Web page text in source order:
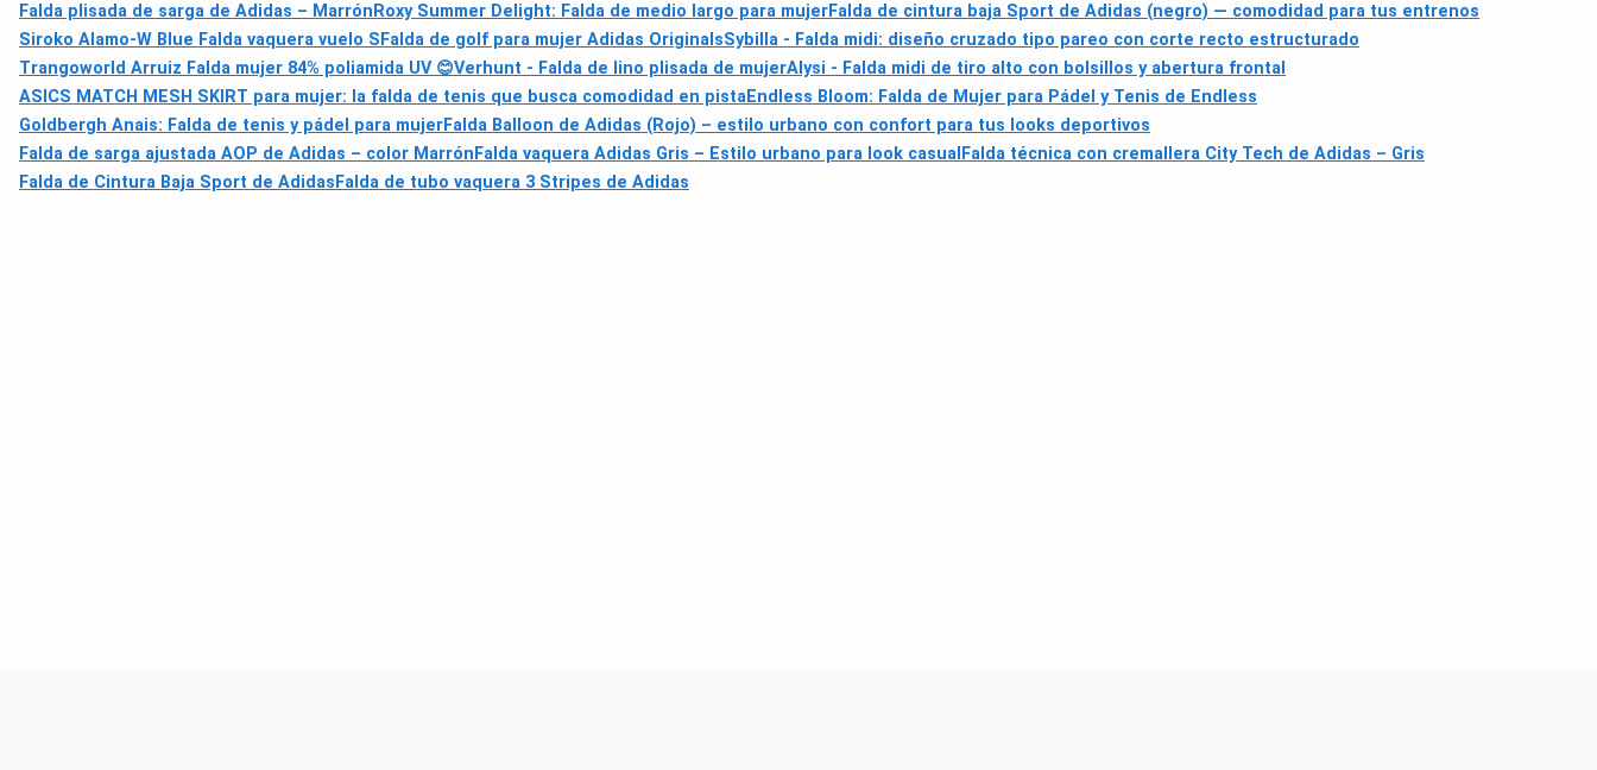
Falda plisada de sarga de Adidas – Marrón Roxy Summer Delight: Falda de medio largo para mujerFalda de cintura baja Sport de Adidas (negro) — comodidad para tus entrenos
Siroko Alamo-W Blue Falda vaquera vuelo S Falda de golf para mujer Adidas OriginalsSybilla - Falda midi: diseño cruzado tipo pareo con corte recto estructurado
Trangoworld Arruiz Falda mujer 84% poliamida UV 😊Verhunt - Falda de lino plisada de mujerAlysi - Falda midi de tiro alto con bolsillos y abertura frontal
ASICS MATCH MESH SKIRT para mujer: la falda de tenis que busca comodidad en pistaEndless Bloom: Falda de Mujer para Pádel y Tenis de Endless
Goldbergh Anais: Falda de tenis y pádel para mujerFalda Balloon de Adidas (Rojo) – estilo urbano con confort para tus looks deportivos
Falda de sarga ajustada AOP de Adidas – color Marrón Falda vaquera Adidas Gris – Estilo urbano para look casual Falda técnica con cremallera City Tech de Adidas – Gris
Falda de Cintura Baja Sport de Adidas Falda de tubo vaquera 3 Stripes de Adidas